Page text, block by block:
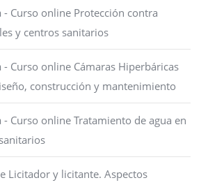
- Curso online Protección contra
y centros sanitarios
- Curso online Cámaras Hiperbáricas
construcción y mantenimiento
- Curso online Tratamiento de agua en
Licitador y licitante. Aspectos